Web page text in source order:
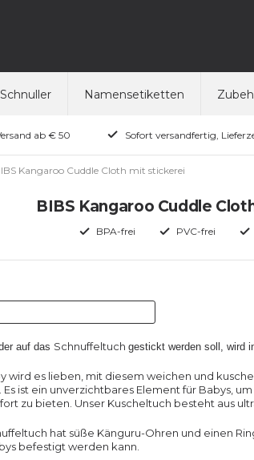
Schnuller Namensetiketten
ab € 50 Sofort versandfertig,
Kangaroo Cuddle Cloth mit stickerei
BIBS Kangaroo Cuddle
BPA-frei PVC-frei
auf das Schnuffeltuch gestickt werden soll, wird
wird es lieben, mit diesem weichen und
Es ist ein unverzichtbares Element für Babys,
zu bieten. Unser Kuscheltuch besteht aus
hat süße Känguru-Ohren und einen
befestigt werden kann.